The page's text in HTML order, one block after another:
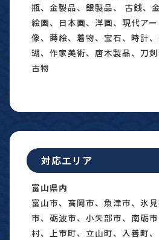
瓶、金製品、銀製品、 古銭、
絵画、日本画、洋画、現代ア
像、蒔絵、着物、宝石、時計
瑚、作家美術、唐木製品、刀
古物
対応エリア
富山県内
富山市、高岡市、魚津市、氷
市、砺波市、小矢部市、南砺
村、上市町、立山町、入善町